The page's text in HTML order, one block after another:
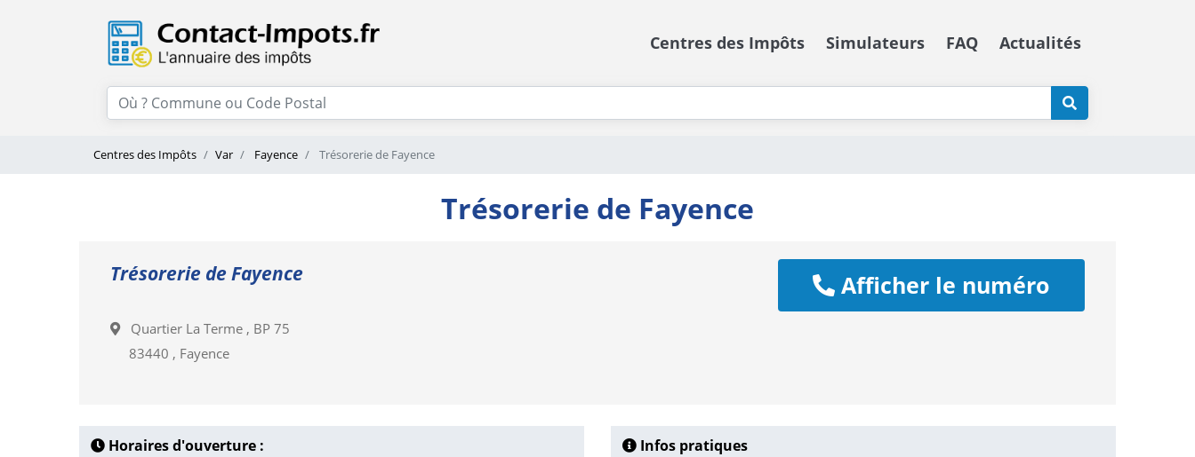
Centres des Impôts Simulateurs FAQ Actualités
Centres des Impôts Var Fayence Trésorerie de Fayence
Trésorerie de Fayence
Trésorerie de Fayence
Quartier La Terme , BP 75
83440 , Fayence
Afficher le numéro
Horaires d'ouverture : Infos pratiques